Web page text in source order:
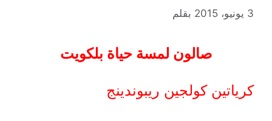
3 يونيو، 2015 بقلم
صالون لمسة حياة بلكويت
كرياتين كولجين ريبوندينج